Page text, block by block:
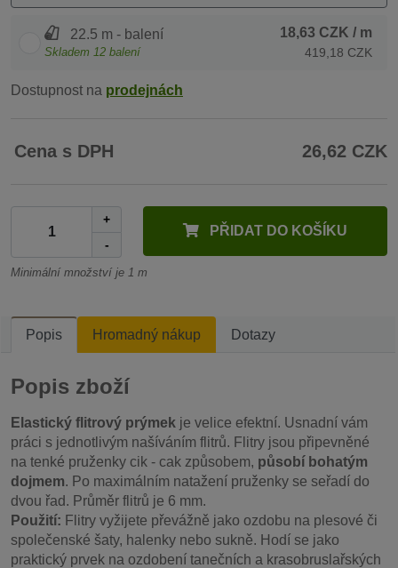
22.5 m - balení
Skladem 12 balení
18,63 CZK / m
419,18 CZK
Dostupnost na prodejnách
Cena s DPH 26,62 CZK
+
-
PŘIDAT DO KOŠÍKU
Minimální množství je 1 m
Popis Hromadný nákup Dotazy
Popis zboží
Elastický flitrový prýmek je velice efektní. Usnadní vám
práci s jednotlivým našíváním flitrů. Flitry jsou připevněné
na tenké pruženky cik - cak způsobem, působí bohatým
dojmem. Po maximálním natažení pruženky se seřadí do
dvou řad. Průměr flitrů je 6 mm.
Použití: Flitry vyžijete převážně jako ozdobu na plesové či
společenské šaty, halenky nebo sukně. Hodí se jako
praktický prvek na ozdobení tanečních a krasobruslařských